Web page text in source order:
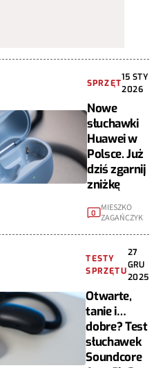
SPRZĘT
15 STY
2026
Nowe
słuchawki
Huawei w
Polsce. Już
dziś zgarnij
zniżkę
0
MIESZKO
ZAGAŃCZYK
TESTY
SPRZĘTU
27
GRU
2025
Otwarte,
tanie i…
dobre? Test
słuchawek
Soundcore